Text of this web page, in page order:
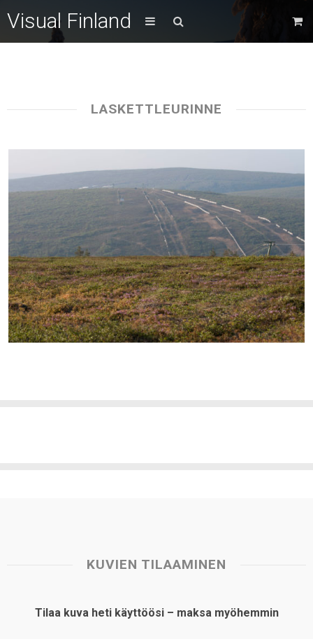
Visual Finland
LASKETTLEURINNE
KUVIEN TILAAMINEN
Tilaa kuva heti käyttöösi – maksa myöhemmin